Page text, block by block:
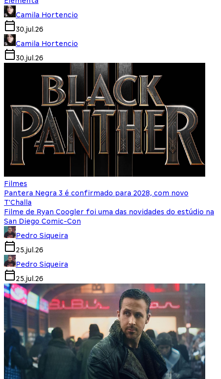
Camila Hortencio
30.jul.26
Camila Hortencio
30.jul.26
Filmes
Pantera Negra 3 é confirmado para 2028, com novo
T'Challa
Filme de Ryan Coogler foi uma das novidades do estúdio na
San Diego Comic-Con
Pedro Siqueira
25.jul.26
Pedro Siqueira
25.jul.26